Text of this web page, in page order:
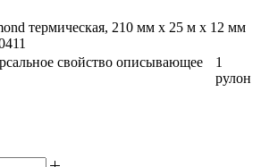
термическая, 210 мм х 25 м х 12 мм
свойство описывающее
1
рулон